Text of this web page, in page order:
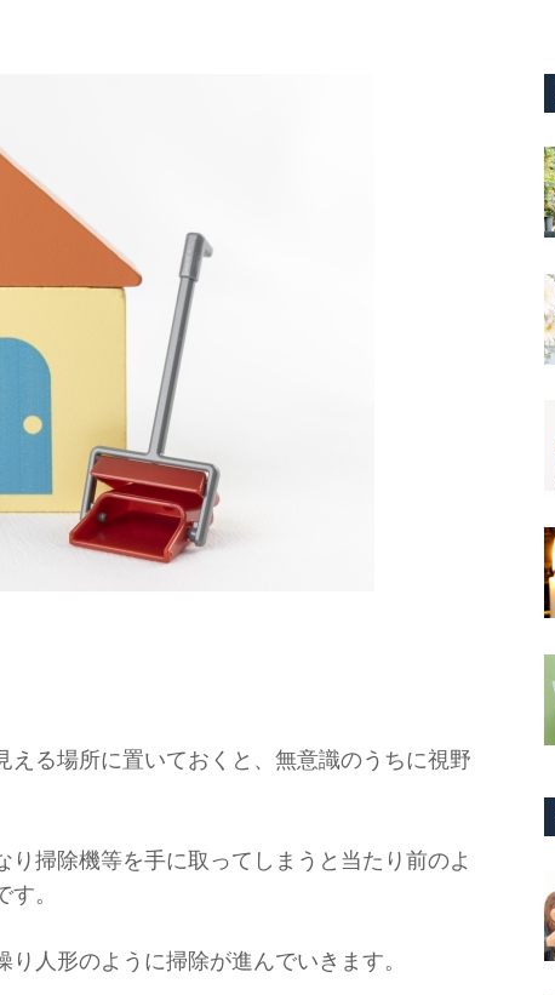
える場所に置いておくと 、無意識のうちに視野
り掃除機等を手に取ってしまうと当たり前のよ
。
り人形のように掃除が進んでいきます。